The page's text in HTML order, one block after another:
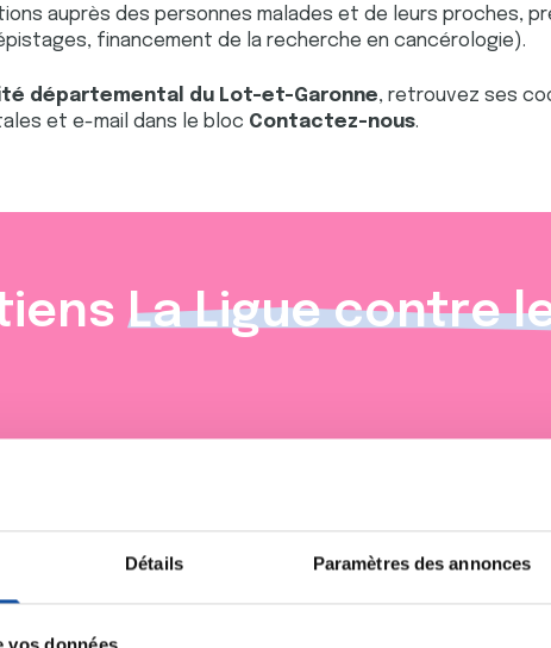
Détails Paramètres des annonces
auprès des personnes malades et de leurs proches,
financement de la recherche en cancérologie).
départemental du Lot-et-Garonne, retrouvez ses
et e-mail dans le bloc Contactez-nous.
La Ligue contre